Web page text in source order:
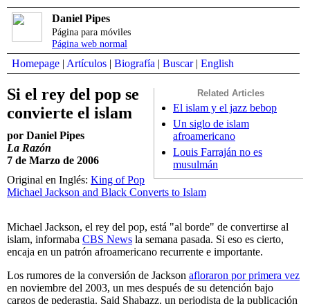
Daniel Pipes
Página para móviles
Página web normal
Homepage | Artículos | Biografía | Buscar| English
Related Articles
El islam y el jazz bebop
Un siglo de islam
afroamericano
Louis Farraján no es
musulmán
Si el rey del pop se
convierte el islam
por Daniel Pipes
La Razón
7 de Marzo de 2006
Original en Inglés: King of Pop
Michael Jackson and Black Converts to Islam
Michael Jackson, el rey del pop, está "al borde" de convertirse al
islam, informaba CBS News la semana pasada. Si eso es cierto,
encaja en un patrón afroamericano recurrente e importante.
Los rumores de la conversión de Jackson afloraron por primera vez
en noviembre del 2003, un mes después de su detención bajo
cargos de pederastia. Said Shabazz, un periodista de la publicación